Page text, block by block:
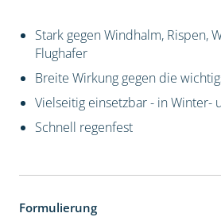
Stark gegen Windhalm, Rispen,
Flughafer
Breite Wirkung gegen die
Vielseitig einsetzbar - in Winter-
Schnell regenfest
Formulierung